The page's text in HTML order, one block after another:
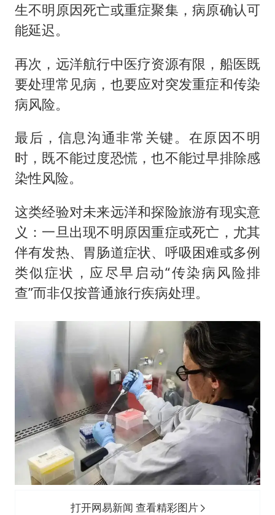
生不明原因死亡或重症聚集，病原确认可
能延迟。
再次，远洋航行中医疗资源有限，船医既
要处理常见病，也要应对突发重症和传染
病风险。
最后，信息沟通非常关键。在原因不明
时，既不能过度恐慌，也不能过早排除感
染性风险。
这类经验对未来远洋和探险旅游有现实意
义：一旦出现不明原因重症或死亡，尤其
伴有发热、胃肠道症状、呼吸困难或多例
类似症状，应尽早启动“传染病风险排
查”而非仅按普通旅行疾病处理。
打开网易新闻 查看精彩图片